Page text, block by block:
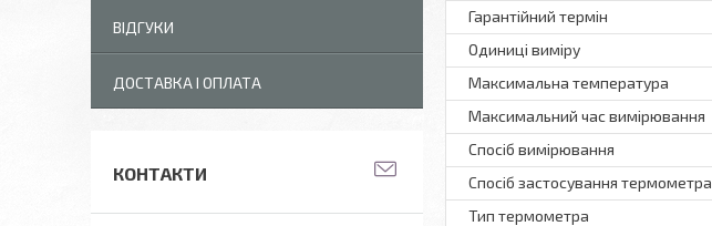
Гарантійний термін
Одиниці виміру
Максимальна температура
Максимальний час вимірювання
Спосіб вимірювання
Спосіб застосування термометра
Тип термометра
ВІДГУКИ
ДОСТАВКА І ОПЛАТА
КОНТАКТИ